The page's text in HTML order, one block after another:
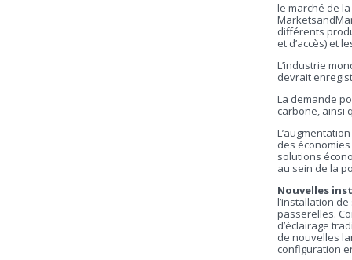
le marché de
différents
et d’accès) et
L’industrie
devrait
La demande
carbone, ainsi
des
solutions
au sein de la
Nouvelles
l’installation
passerelles.
d’éclairage
de nouvelles
configuration